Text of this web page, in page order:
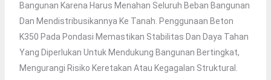
Bangunan Karena Harus Menahan Seluruh Beban Bangunan
Dan Mendistribusikannya Ke Tanah. Penggunaan Beton
K350 Pada Pondasi Memastikan Stabilitas Dan Daya Tahan
Yang Diperlukan Untuk Mendukung Bangunan Bertingkat,
Mengurangi Risiko Keretakan Atau Kegagalan Struktural.